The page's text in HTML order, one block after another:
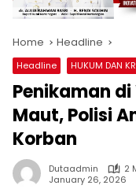
Home Headline
Headline HUKUM DAN
Penikaman
Maut, Polisi
Korban
Dutaadmin
2
January 26, 2026